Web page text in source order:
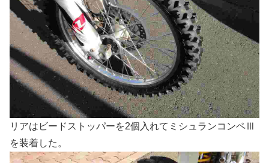
リアはビードストッパーを2個入れてミシュランコンペⅢ
を装着した。